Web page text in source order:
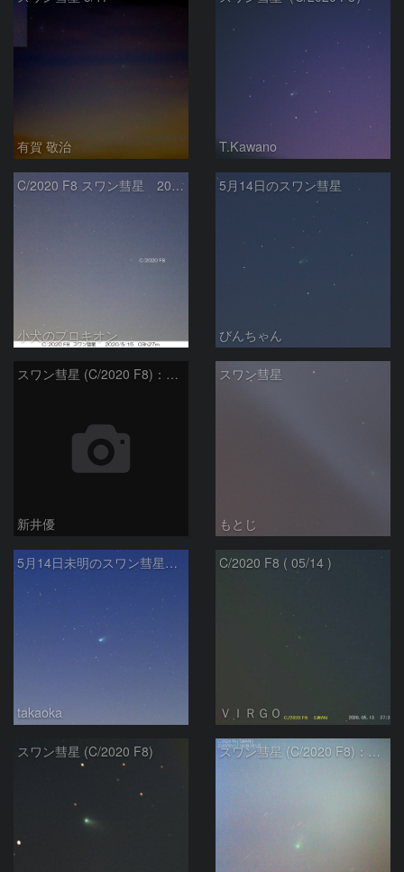
有賀 敬治 T.Kawano
C/2020 F8 スワン彗星 2020/5/15
小犬のプロキオン
5月14日のスワン彗星
びんちゃん
スワン彗星 (C/2020 F8)：2020/05/14
新井優
スワン彗星
もとじ
5月14日未明のスワン彗星（C/2020 F8）
takaoka
C/2020 F8 ( 05/14 )
ＶＩＲＧＯ
スワン彗星 (C/2020 F8) スワン彗星 (C/2020 F8)：2020/05/13